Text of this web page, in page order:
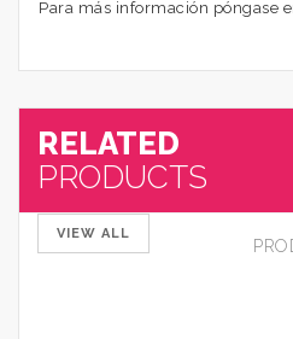
Para más información póngase
RELATED
PRODUCTS
VIEW ALL